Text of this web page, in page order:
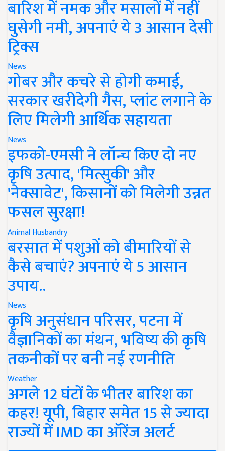
बारिश में नमक और मसालों में नहीं
घुसेगी नमी, अपनाएं ये 3 आसान देसी
ट्रिक्स
News
गोबर और कचरे से होगी कमाई,
सरकार खरीदेगी गैस, प्लांट लगाने के
लिए मिलेगी आर्थिक सहायता
News
इफको-एमसी ने लॉन्च किए दो नए
कृषि उत्पाद, 'मित्सुकी' और
'नेक्सावेट', किसानों को मिलेगी उन्नत
फसल सुरक्षा!
Animal Husbandry
बरसात में पशुओं को बीमारियों से
कैसे बचाएं? अपनाएं ये 5 आसान
उपाय..
News
कृषि अनुसंधान परिसर, पटना में
वैज्ञानिकों का मंथन, भविष्य की कृषि
तकनीकों पर बनी नई रणनीति
Weather
अगले 12 घंटों के भीतर बारिश का
कहर! यूपी, बिहार समेत 15 से ज्यादा
राज्यों में IMD का ऑरेंज अलर्ट